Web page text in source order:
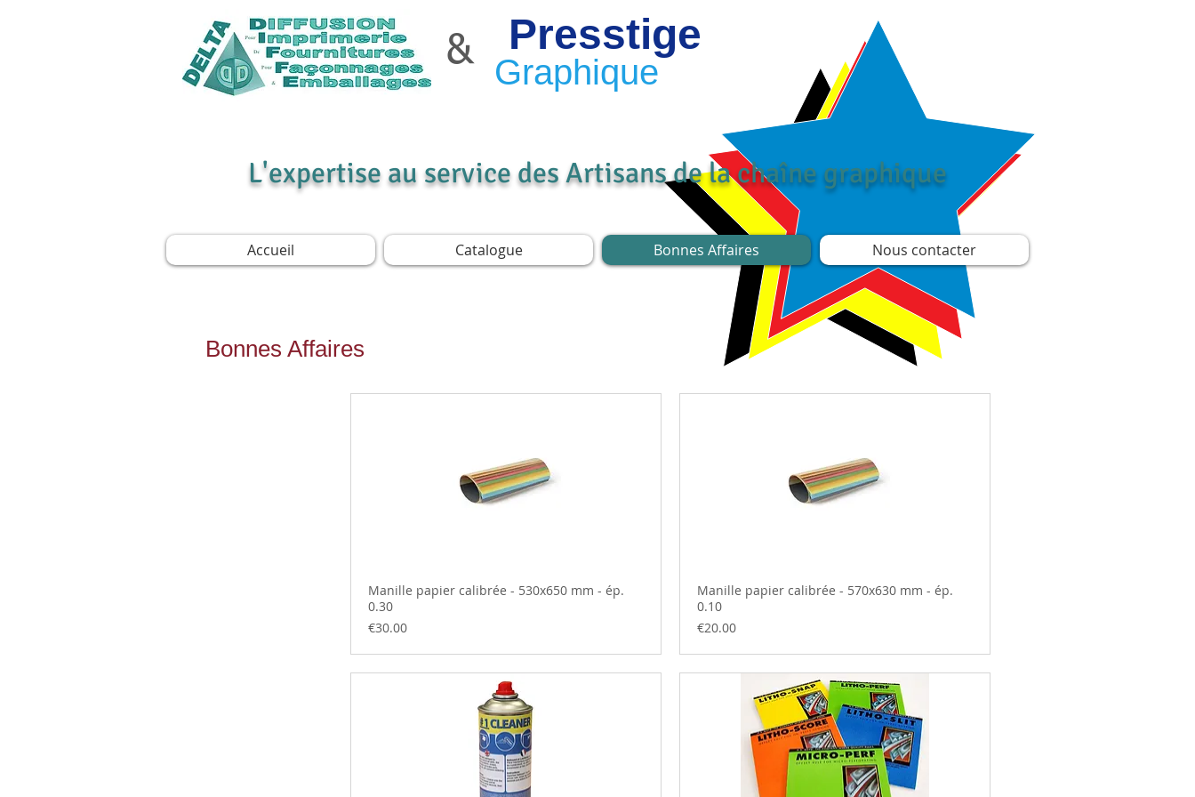
& Presstige
Graphique
L'expertise au service des Artisans de la chaîne graphique
Accueil Catalogue Bonnes Affaires Nous contacter
Bonnes Affaires
Manille papier calibrée - 530x650 mm - ép.
0.30
Price
€30.00
Manille papier calibrée - 570x630 mm - ép.
0.10
Price
€20.00